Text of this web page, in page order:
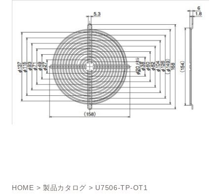
HOME > 製品カタログ > U7506-TP-OT1